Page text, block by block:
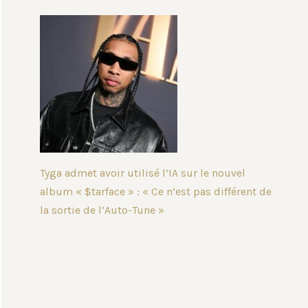
Tyga admet avoir utilisé l’IA sur le nouvel
album « $tarface » : « Ce n’est pas différent de
la sortie de l’Auto-Tune »